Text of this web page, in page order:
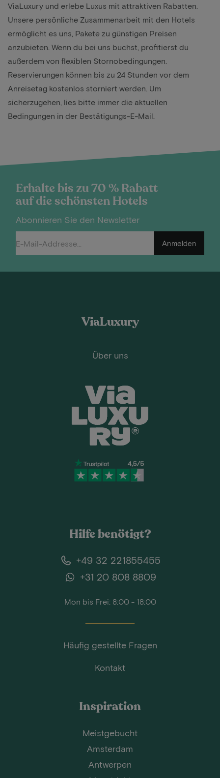
ViaLuxury und erlebe Luxus mit attraktiven Rabatten.
Unsere persönliche Zusammenarbeit mit den Hotels
ermöglicht es uns, Pakete zu günstigen Preisen
anzubieten. Wenn du bei uns buchst, profitierst du
außerdem von flexiblen Stornobedingungen.
Reservierungen können bis zu 24 Stunden vor dem
Anreisetag kostenlos storniert werden. Um
sicherzugehen, lies bitte immer die aktuellen
Bedingungen in der Bestätigungs-E-Mail.
Erhalte bis zu 70 % Rabatt
auf die schönsten Hotels
Abonnieren Sie den Newsletter
Anmelden
ViaLuxury
Über uns
Hilfe benötigt?
+49 32 221855455
+31 20 808 8809
Mon bis Frei: 8:00 - 18:00
Häufig gestellte Fragen
Kontakt
Inspiration
Meistgebucht
Amsterdam
Antwerpen